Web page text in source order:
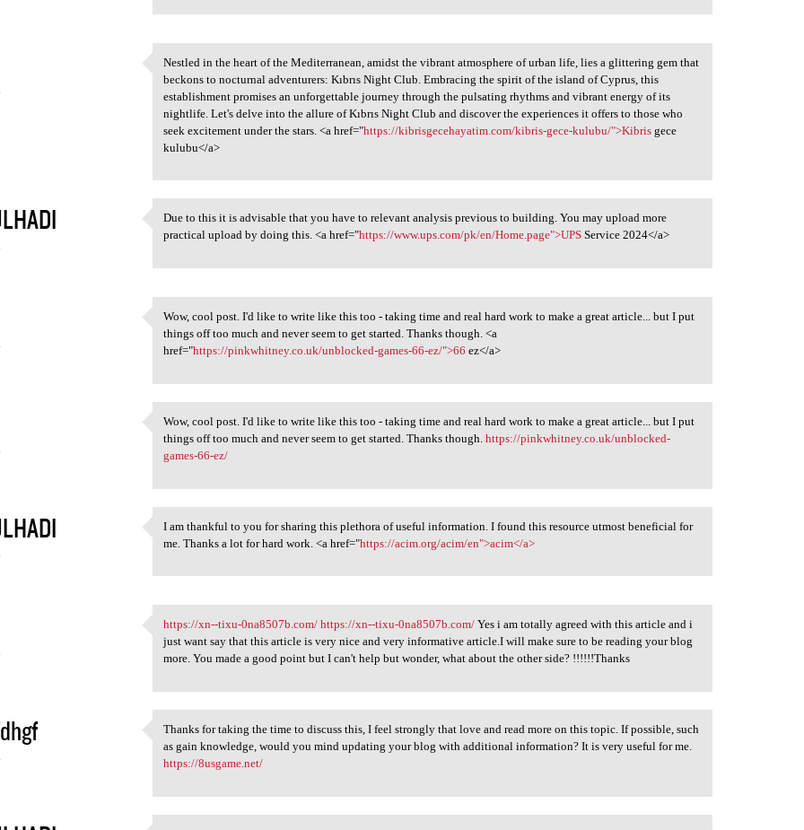
Nestled in the heart of the
Nestled in the heart of the Mediterranean, amidst the vibrant atmosphere of urban life, lies a glittering gem that
beckons to nocturnal adventurers: Kıbrıs Night Club. Embracing the spirit of the island of Cyprus, this
establishment promises an unforgettable journey through the pulsating rhythms and vibrant energy of its
nightlife. Let's delve into the allure of Kıbrıs Night Club and discover the experiences it offers to those who
seek excitement under the stars. <a href="https://kibrisgecehayatim.com/kibris-gece-kulubu/">Kibris gece
kulubu</a>
Due to this it is advisable
Due to this it is advisable that you have to relevant analysis previous to building. You may upload more
practical upload by doing this. <a href="https://www.ups.com/pk/en/Home.page">UPS Service 2024</a>
Wow, cool post. I'd like to
Wow, cool post. I'd like to write like this too - taking time and real hard work to make a great article... but I put
things off too much and never seem to get started. Thanks though. <a
href="https://pinkwhitney.co.uk/unblocked-games-66-ez/">66 ez</a>
Wow, cool post. I'd like to
Wow, cool post. I'd like to write like this too - taking time and real hard work to make a great article... but I put
things off too much and never seem to get started. Thanks though.https://pinkwhitney.co.uk/unblocked-
games-66-ez/
I am thankful to you for
I am thankful to you for sharing this plethora of useful information. I found this resource utmost beneficial for
me. Thanks a lot for hard work. <a href="https://acim.org/acim/en">acim</a>
https://xn--tixu-0na8507b.com
https://xn--tixu-0na8507b.com/ https://xn--tixu-0na8507b.com/ Yes i am totally agreed with this article and i
just want say that this article is very nice and very informative article.I will make sure to be reading your blog
more. You made a good point but I can't help but wonder, what about the other side? !!!!!!Thanks
Thanks for taking the time to
Thanks for taking the time to discuss this, I feel strongly that love and read more on this topic. If possible, such
as gain knowledge, would you mind updating your blog with additional information? It is very useful for me.
https://8usgame.net/